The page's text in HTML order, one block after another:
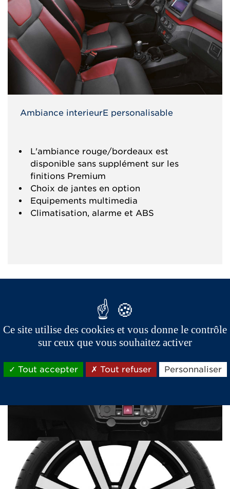
Ambiance interieurE personalisable
L'ambiance rouge/bordeaux est
disponible sans supplément sur les
finitions Premium
Choix de jantes en option
Equipements multimedia
Climatisation, alarme et ABS
Ce site utilise des cookies et vous donne le contrôle
sur ceux que vous souhaitez activer
Tout accepter Tout refuser Personnaliser